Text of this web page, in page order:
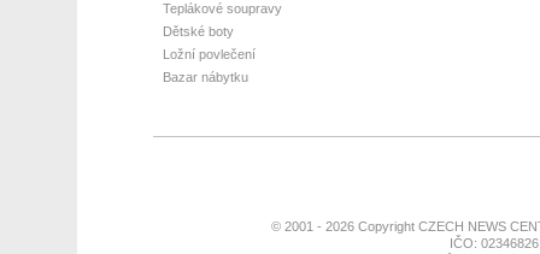
Teplákové soupravy
Dětské boty
Ložní povlečení
Bazar nábytku
© 2001 - 2026 Copyright CZECH NEWS
IČO: